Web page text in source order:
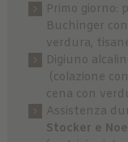
Primo giorno:
Buchinger
verdura,
Digiuno
(colazione
cena con
Assistenza
Stocker e